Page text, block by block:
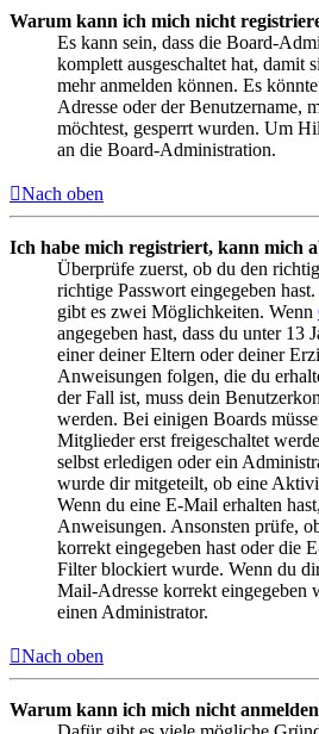
Warum kann ich mich nicht
Es kann sein, dass die Board-
komplett ausgeschaltet hat, damit
mehr anmelden können. Es
Adresse oder der Benutzername,
möchtest, gesperrt wurden. Um
an die Board-Administration.
Nach oben
Ich habe mich registriert, kann mich
Überprüfe zuerst, ob du den
richtige Passwort eingegeben
gibt es zwei Möglichkeiten. Wenn
angegeben hast, dass du unter 13
einer deiner Eltern oder deiner
Anweisungen folgen, die du
der Fall ist, muss dein
werden. Bei einigen Boards
Mitglieder erst freigeschaltet
selbst erledigen oder ein
wurde dir mitgeteilt, ob eine
Wenn du eine E-Mail erhalten
Anweisungen. Ansonsten prüfe,
korrekt eingegeben hast oder die
Filter blockiert wurde. Wenn du
Mail-Adresse korrekt eingegeben
einen Administrator.
Nach oben
Warum kann ich mich nicht